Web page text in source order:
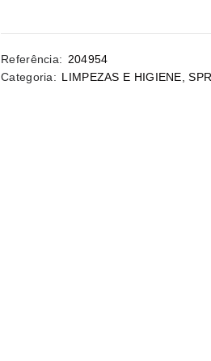
Referência: 204954
Categoria: LIMPEZAS E HIGIENE ,